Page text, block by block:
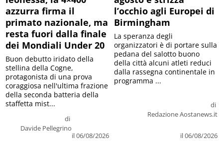
azzurra firma il
primato nazionale, ma
resta fuori dalla finale
dei Mondiali Under 20
di
Davide Pellegrino
il 06/08/2026
Buon debutto iridato della
stellina della Cogne,
protagonista di una prova
coraggiosa nell'ultima frazione
della seconda batteria della
staffetta mist...
l’occhio agli Europei di
Birmingham
di
Redazione Aostanews.it
il 06/08/2026
La speranza degli
organizzatori è di portare sulla
pedana del salotto buono
della città alcuni atleti reduci
dalla rassegna continentale in
programma ...